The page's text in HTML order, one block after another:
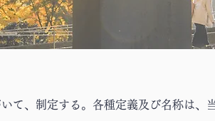
て、制定する。各種定義及び名称は、